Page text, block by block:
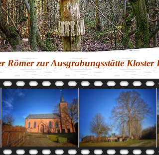
zur Ausgrabungsstätte Kloster